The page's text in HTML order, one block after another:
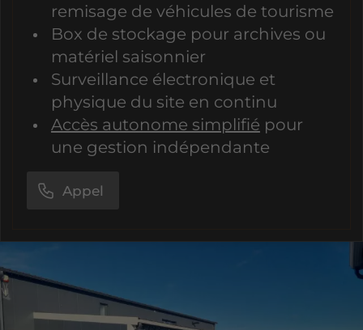
remisage de véhicules de tourisme
Box de stockage pour archives ou
matériel saisonnier
Surveillance électronique et
physique du site en continu
Accès autonome simplifié pour
une gestion indépendante
Appel